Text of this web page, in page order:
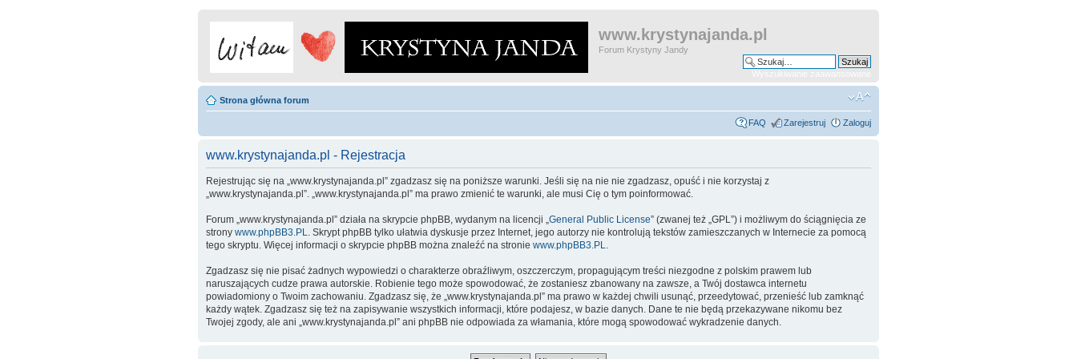
www.krystynajanda.pl
Forum Krystyny Jandy
Strona główna forum
FAQ Zarejestruj Zaloguj
www.krystynajanda.pl - Rejestracja
Rejestrując się na „www.krystynajanda.pl” zgadzasz się na poniższe warunki. Jeśli się na nie nie zgadzasz, opuść i nie korzystaj z
„www.krystynajanda.pl”. „www.krystynajanda.pl” ma prawo zmienić te warunki, ale musi Cię o tym poinformować.
Forum „www.krystynajanda.pl” działa na skrypcie phpBB, wydanym na licencji „General Public License” (zwanej też „GPL”) i możliwym do ściągnięcia ze
strony www.phpBB3.PL. Skrypt phpBB tylko ułatwia dyskusje przez Internet, jego autorzy nie kontrolują tekstów zamieszczanych w Internecie za pomocą
tego skryptu. Więcej informacji o skrypcie phpBB można znaleźć na stronie www.phpBB3.PL.
Zgadzasz się nie pisać żadnych wypowiedzi o charakterze obraźliwym, oszczerczym, propagującym treści niezgodne z polskim prawem lub
naruszających cudze prawa autorskie. Robienie tego może spowodować, że zostaniesz zbanowany na zawsze, a Twój dostawca internetu
powiadomiony o Twoim zachowaniu. Zgadzasz się, że „www.krystynajanda.pl” ma prawo w każdej chwili usunąć, przeedytować, przenieść lub zamknąć
każdy wątek. Zgadzasz się też na zapisywanie wszystkich informacji, które podajesz, w bazie danych. Dane te nie będą przekazywane nikomu bez
Twojej zgody, ale ani „www.krystynajanda.pl” ani phpBB nie odpowiada za włamania, które mogą spowodować wykradzenie danych.